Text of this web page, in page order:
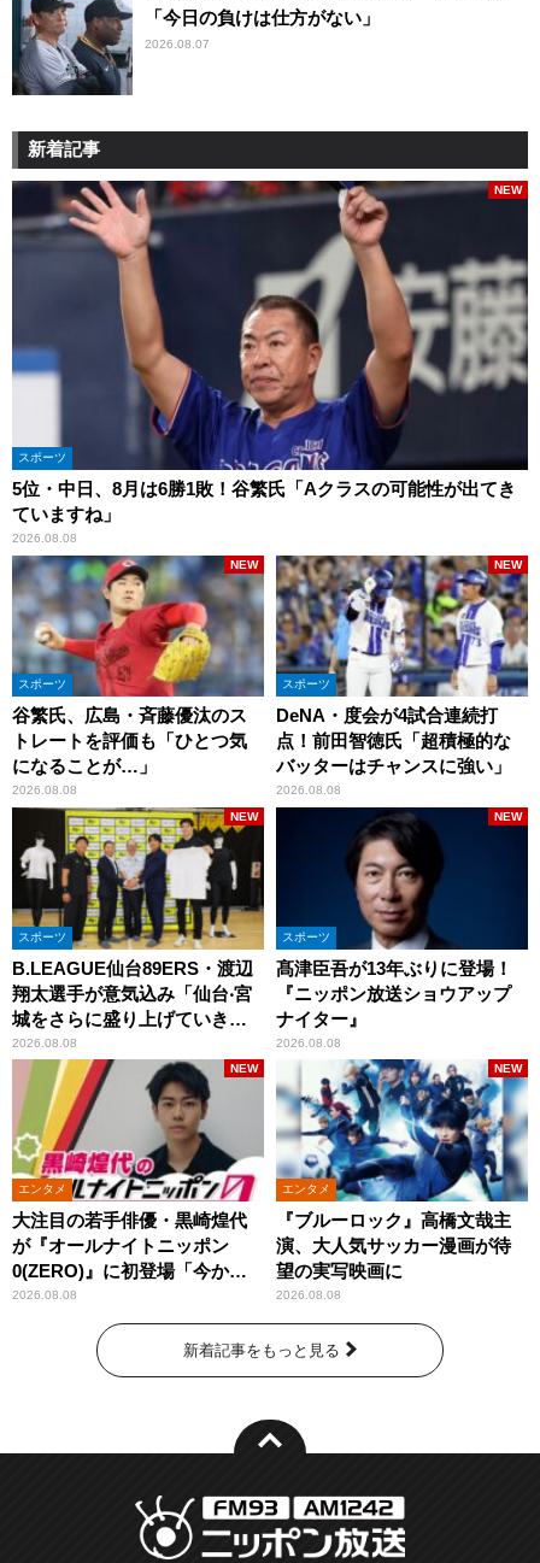
「今日の負けは仕方がない」
2026.08.07
新着記事
スポーツ
5位・中日、8月は6勝1敗！谷繁氏「Aクラスの可能性が出てき
ていますね」
2026.08.08
NEW
スポーツ
谷繁氏、広島・斉藤優汰のス
トレートを評価も「ひとつ気
になることが…」
2026.08.08
NEW
スポーツ
DeNA・度会が4試合連続打
点！前田智徳氏「超積極的な
バッターはチャンスに強い」
2026.08.08
NEW
スポーツ
B.LEAGUE仙台89ERS・渡辺
翔太選手が意気込み「仙台‧宮
城をさらに盛り上げていきた
いです」
2026.08.08
NEW
スポーツ
髙津臣吾が13年ぶりに登場！
『ニッポン放送ショウアップ
ナイター』
2026.08.08
NEW
エンタメ
大注目の若手俳優・黒崎煌代
が『オールナイトニッポン
0(ZERO)』に初登場「今から
とてもワクワクしておりま
2026.08.08
NEW
エンタメ
『ブルーロック』高橋文哉主
演、大人気サッカー漫画が待
望の実写映画に
2026.08.08
NEW
新着記事をもっと見る